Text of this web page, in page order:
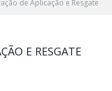
de Aplicação e Resgate
E RESGATE